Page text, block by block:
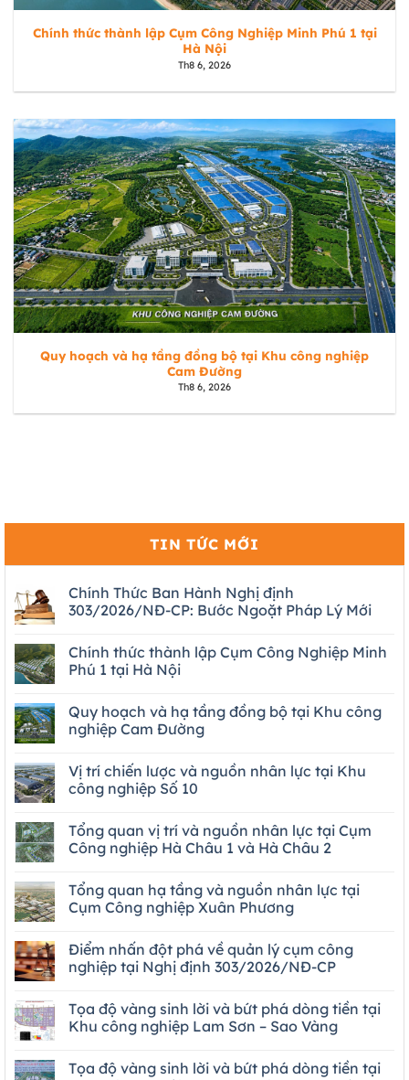
Chính thức thành lập Cụm Công Nghiệp Minh Phú 1 tại
Hà Nội
Th8 6, 2026
Quy hoạch và hạ tầng đồng bộ tại Khu công nghiệp
Cam Đường
Th8 6, 2026
TIN TỨC MỚI
Chính Thức Ban Hành Nghị định
303/2026/NĐ-CP: Bước Ngoặt Pháp Lý Mới
Chính thức thành lập Cụm Công Nghiệp Minh
Phú 1 tại Hà Nội
Quy hoạch và hạ tầng đồng bộ tại Khu công
nghiệp Cam Đường
Vị trí chiến lược và nguồn nhân lực tại Khu
công nghiệp Số 10
Tổng quan vị trí và nguồn nhân lực tại Cụm
Công nghiệp Hà Châu 1 và Hà Châu 2
Tổng quan hạ tầng và nguồn nhân lực tại
Cụm Công nghiệp Xuân Phương
Điểm nhấn đột phá về quản lý cụm công
nghiệp tại Nghị định 303/2026/NĐ-CP
Tọa độ vàng sinh lời và bứt phá dòng tiền tại
Khu công nghiệp Lam Sơn – Sao Vàng
Tọa độ vàng sinh lời và bứt phá dòng tiền tại